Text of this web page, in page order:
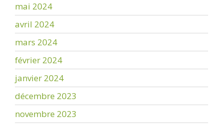
mai 2024
avril 2024
mars 2024
février 2024
janvier 2024
décembre 2023
novembre 2023